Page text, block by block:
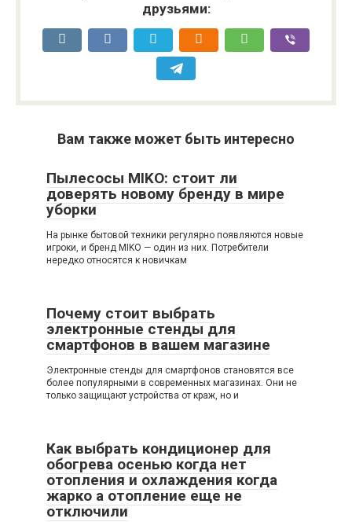
друзьями:
Вам также может быть интересно
Пылесосы MIKO: стоит ли
доверять новому бренду в мире
уборки
На рынке бытовой техники регулярно появляются новые
игроки, и бренд MIKO — один из них. Потребители
нередко относятся к новичкам
Почему стоит выбрать
электронные стенды для
смартфонов в вашем магазине
Электронные стенды для смартфонов становятся все
более популярными в современных магазинах. Они не
только защищают устройства от краж, но и
Как выбрать кондиционер для
обогрева осенью когда нет
отопления и охлаждения когда
жарко а отопление еще не
отключили